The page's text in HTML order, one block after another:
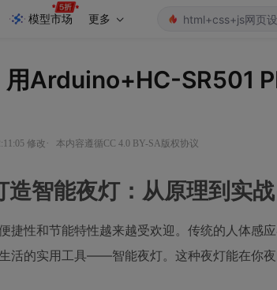
模型市场 更多
Arduino+HC-SR501
修改 · 本内容遵循CC 4.0 BY-SA版权协议
智能夜灯：从原理到实战
捷性和节能特性越来越受欢迎。传统的人体感
活的实用工具——智能夜灯。这种夜灯能在你